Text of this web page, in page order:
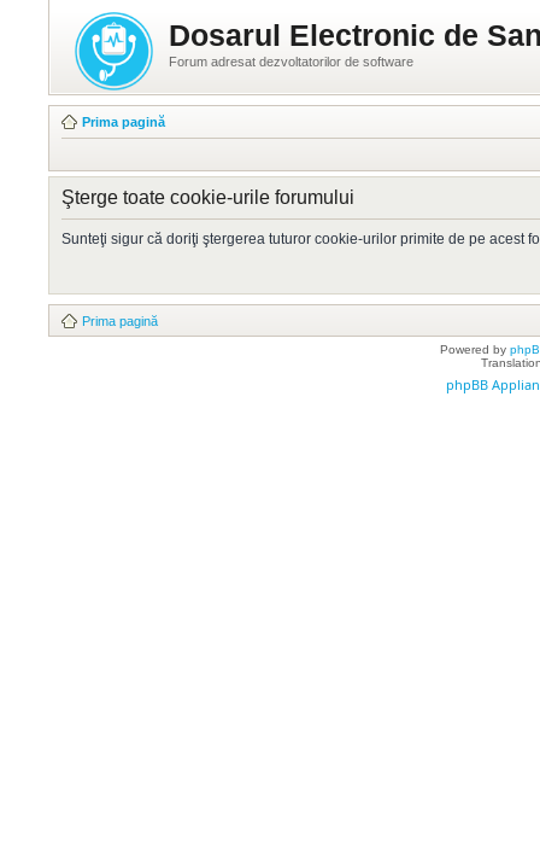
Dosarul Electronic de
Forum adresat dezvoltatorilor de software
Prima pagină
Şterge toate cookie-urile forumului
Sunteţi sigur că doriţi ştergerea tuturor cookie-urilor primite de pe acest
Prima pagină
Powered by
phpBB